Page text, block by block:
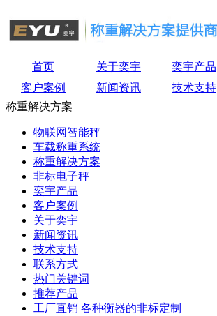
首页 关于奕宇 奕宇产品
客户案例
新闻资讯 技术支持
称重解决方案
物联网智能秤
车载称重系统
称重解决方案
非标电子秤
奕宇产品
客户案例
关于奕宇
新闻资讯
技术支持
联系方式
热门关键词
推荐产品
工厂直销 各种衡器的非标定制